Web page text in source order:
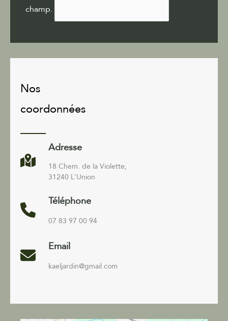
champ.
Nos
coordonnées
Adresse
18 Chem. de la Violette,
31240 L'Union
Téléphone
07 83 97 00 94
Email
kaeljardin@gmail.com